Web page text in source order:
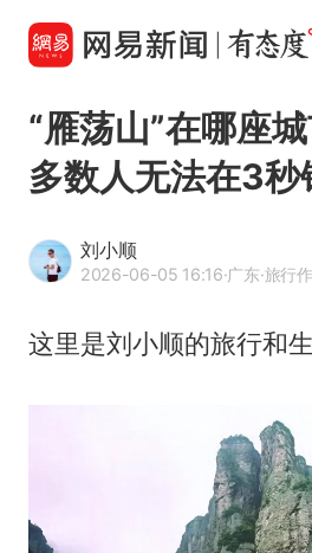
“雁荡山”在哪座
多数人无法在3秒
刘小顺
2026-06-05 16:16·广东·旅行作家代表
这里是刘小顺的旅行和生